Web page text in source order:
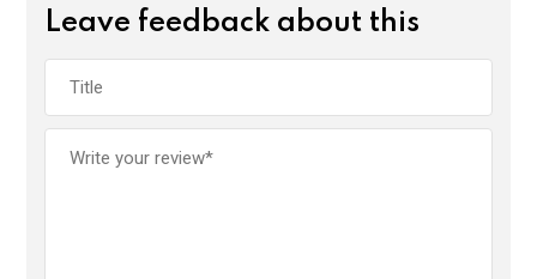
Leave feedback about this